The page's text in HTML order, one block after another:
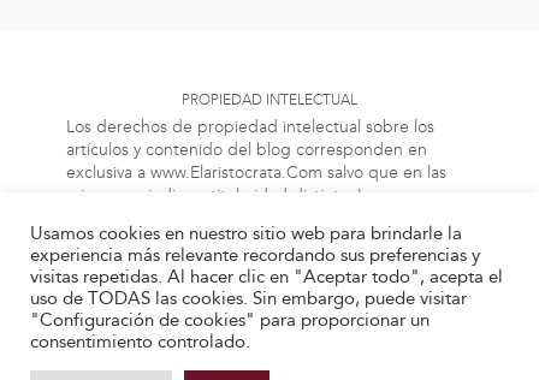
PROPIEDAD INTELECTUAL
Los derechos de propiedad intelectual sobre los
artículos y contenido del blog corresponden en
exclusiva a www.Elaristocrata.Com salvo que en las
mismas se indique titularidad distinta. La
transformación total o parcial no autorizadas de tales
artículos y/o contenido constituye una infracción de
los derechos de propiedad intelectual del titular de
los mismos, y podrá dar lugar al ejercicio de cuantas
acciones judiciales o extrajudiciales les pudieran
Usamos cookies en nuestro sitio web para brindarle la
experiencia más relevante recordando sus preferencias y
visitas repetidas. Al hacer clic en "Aceptar todo", acepta el
uso de TODAS las cookies. Sin embargo, puede visitar
"Configuración de cookies" para proporcionar un
consentimiento controlado.